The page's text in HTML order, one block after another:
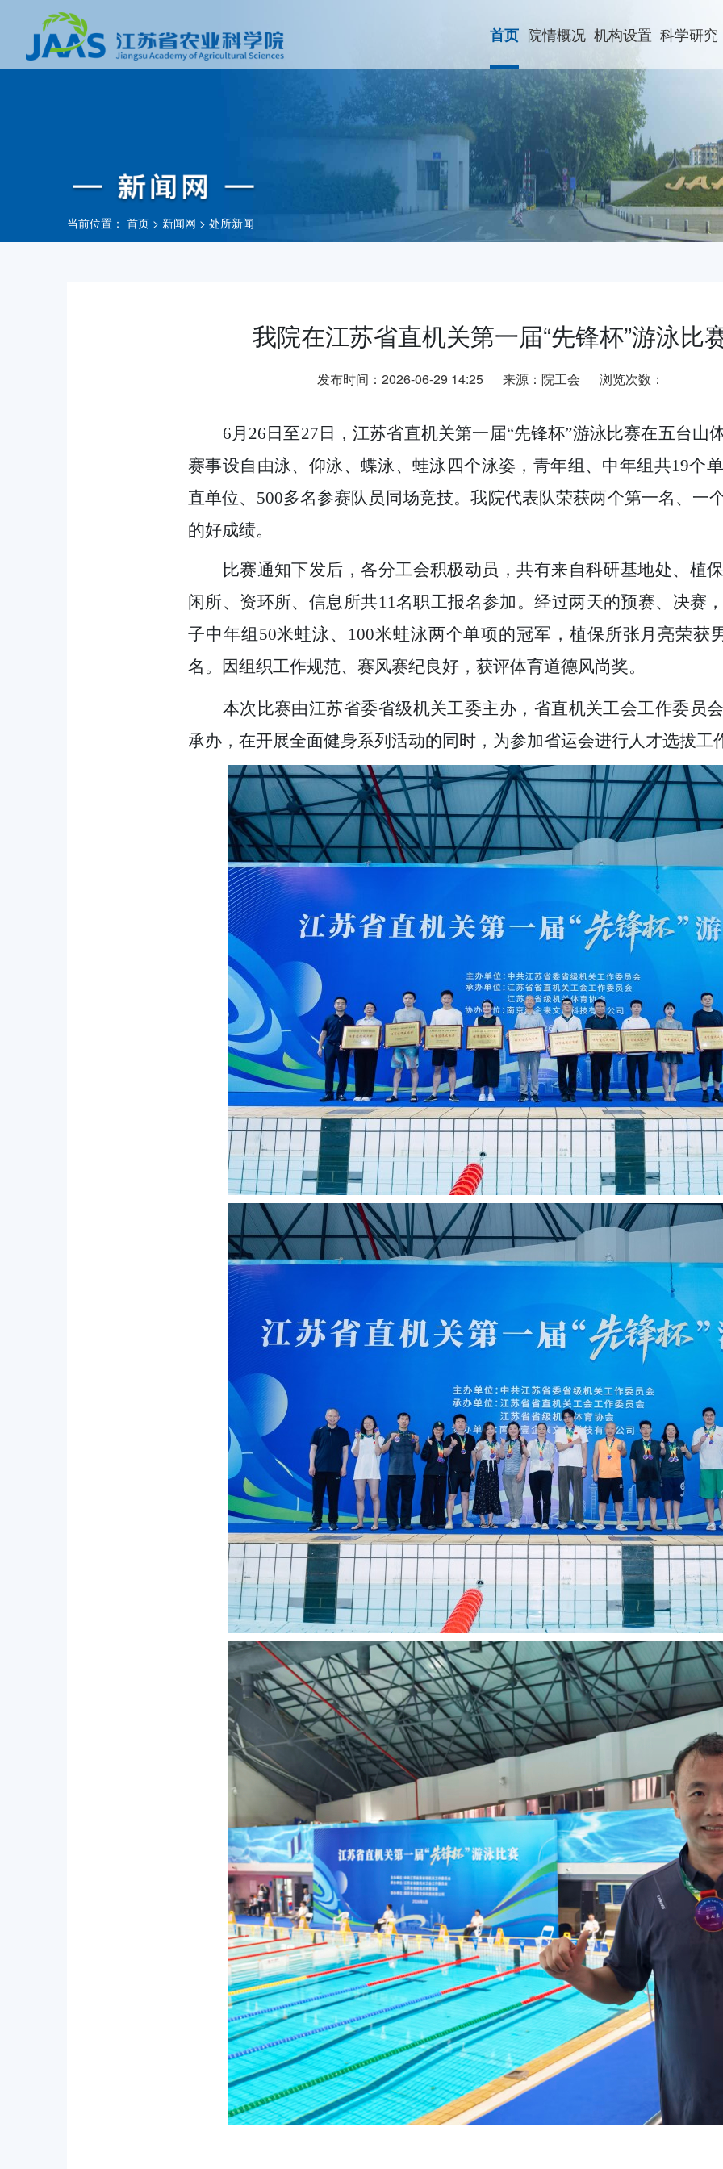
首页 院情概况 机构设置 科学研究
当前位置： 首页 > 新闻网 > 处所新闻
我院在江苏省直机关第一届“先锋杯”游泳比
发布时间：2026-06-29 14:25 来源：院工会 浏览次数：
6月26日至27日，江苏省直机关第一届“先锋杯”游泳比赛在五台山
赛事设自由泳、仰泳、蝶泳、蛙泳四个泳姿，青年组、中年组共19个
直单位、500多名参赛队员同场竞技。我院代表队荣获两个第一名、一
的好成绩。
比赛通知下发后，各分工会积极动员，共有来自科研基地处、植
闲所、资环所、信息所共11名职工报名参加。经过两天的预赛、决赛
子中年组 50米蛙泳、 100米蛙泳两个单项的冠军，植保所张月亮荣获
名。因组织工作规范、赛风赛纪良好，获评体育道德风尚奖。
本次比赛由江苏省委省级机关工委主办，省直机关工会工作委员
承办，在开展全面健身系列活动的同时，为参加省运会进行人才选拔工